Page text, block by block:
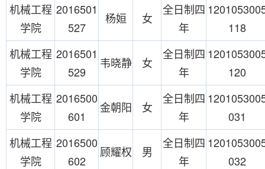
机械工程
学院
2016501
527
杨姮 女
全日制四
年
118
机械工程
学院
2016501
529
韦晓静 女
全日制四
年
120
机械工程
学院
2016500
601
金朝阳 女
全日制四
年
031
机械工程
学院
2016500
602
顾耀权 男
全日制四
年
032